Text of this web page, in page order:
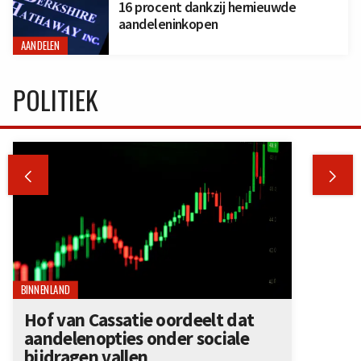
AANDELEN
16 procent dankzij hernieuwde
aandeleninkopen
POLITIEK
 
BINNENLAND
Hof van Cassatie oordeelt dat
aandelenopties onder sociale
bijdragen vallen